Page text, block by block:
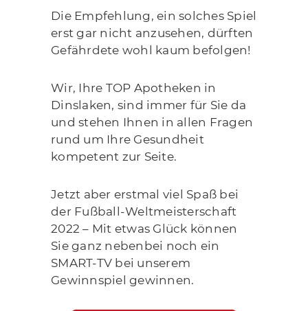
Die Empfehlung, ein solches Spiel
erst gar nicht anzusehen, dürften
Gefährdete wohl kaum befolgen!
Wir, Ihre TOP Apotheken in
Dinslaken, sind immer für Sie da
und stehen Ihnen in allen Fragen
rund um Ihre Gesundheit
kompetent zur Seite.
Jetzt aber erstmal viel Spaß bei
der Fußball-Weltmeisterschaft
2022 – Mit etwas Glück können
Sie ganz nebenbei noch ein
SMART-TV bei unserem
Gewinnspiel gewinnen.